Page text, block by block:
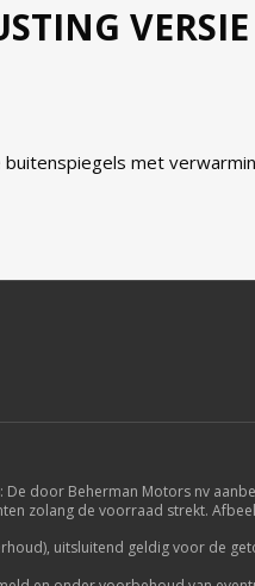
VERSIE
met
De door Beherman Motors
zolang de voorraad strekt.
uitsluitend geldig voor de